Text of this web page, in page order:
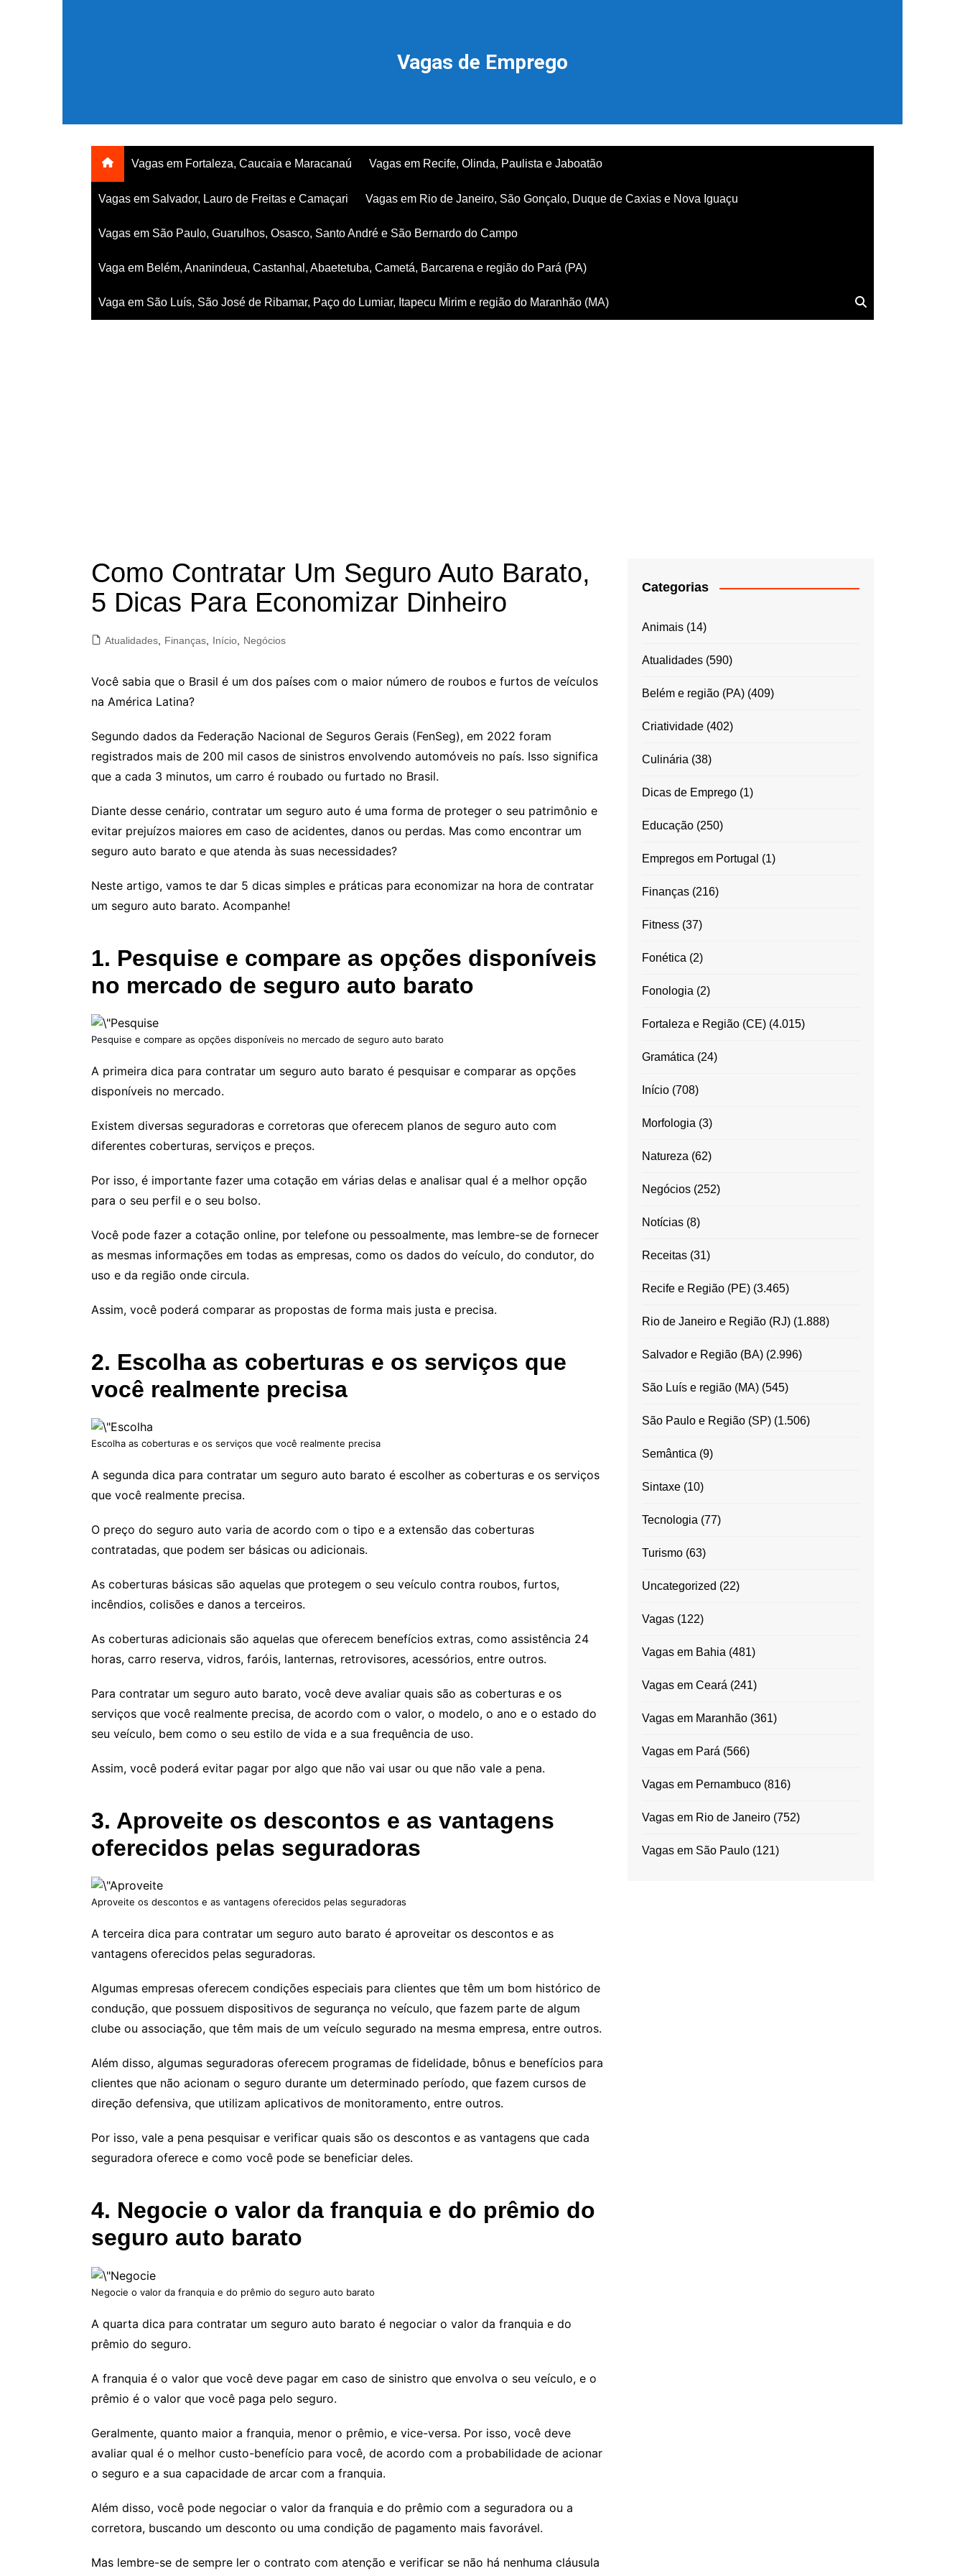
Vagas de Emprego
Vagas em Fortaleza, Caucaia e Maracanaú Vagas em Recife, Olinda, Paulista e Jaboatão
Vagas em Salvador, Lauro de Freitas e Camaçari Vagas em Rio de Janeiro, São Gonçalo, Duque de Caxias e Nova Iguaçu
Vagas em São Paulo, Guarulhos, Osasco, Santo André e São Bernardo do Campo
Vaga em Belém, Ananindeua, Castanhal, Abaetetuba, Cametá, Barcarena e região do Pará (PA)
Vaga em São Luís, São José de Ribamar, Paço do Lumiar, Itapecu Mirim e região do Maranhão (MA)
Como Contratar Um Seguro Auto Barato,
5 Dicas Para Economizar Dinheiro
Atualidades Finanças Início Negócios
Você sabia que o Brasil é um dos países com o maior número de roubos e furtos de veículos
na América Latina?
Segundo dados da Federação Nacional de Seguros Gerais (FenSeg), em 2022 foram
registrados mais de 200 mil casos de sinistros envolvendo automóveis no país. Isso significa
que a cada 3 minutos, um carro é roubado ou furtado no Brasil.
Diante desse cenário, contratar um seguro auto é uma forma de proteger o seu patrimônio e
evitar prejuízos maiores em caso de acidentes, danos ou perdas. Mas como encontrar um
seguro auto barato e que atenda às suas necessidades?
Neste artigo, vamos te dar 5 dicas simples e práticas para economizar na hora de contratar
um seguro auto barato. Acompanhe!
1. Pesquise e compare as opções disponíveis
no mercado de seguro auto barato
Pesquise e compare as opções disponíveis no mercado de seguro auto barato
A primeira dica para contratar um seguro auto barato é pesquisar e comparar as opções
disponíveis no mercado.
Existem diversas seguradoras e corretoras que oferecem planos de seguro auto com
diferentes coberturas, serviços e preços.
Por isso, é importante fazer uma cotação em várias delas e analisar qual é a melhor opção
para o seu perfil e o seu bolso.
Você pode fazer a cotação online, por telefone ou pessoalmente, mas lembre-se de fornecer
as mesmas informações em todas as empresas, como os dados do veículo, do condutor, do
uso e da região onde circula.
Assim, você poderá comparar as propostas de forma mais justa e precisa.
2. Escolha as coberturas e os serviços que
você realmente precisa
Escolha as coberturas e os serviços que você realmente precisa
A segunda dica para contratar um seguro auto barato é escolher as coberturas e os serviços
que você realmente precisa.
O preço do seguro auto varia de acordo com o tipo e a extensão das coberturas
contratadas, que podem ser básicas ou adicionais.
As coberturas básicas são aquelas que protegem o seu veículo contra roubos, furtos,
incêndios, colisões e danos a terceiros.
As coberturas adicionais são aquelas que oferecem benefícios extras, como assistência 24
horas, carro reserva, vidros, faróis, lanternas, retrovisores, acessórios, entre outros.
Para contratar um seguro auto barato, você deve avaliar quais são as coberturas e os
serviços que você realmente precisa, de acordo com o valor, o modelo, o ano e o estado do
seu veículo, bem como o seu estilo de vida e a sua frequência de uso.
Assim, você poderá evitar pagar por algo que não vai usar ou que não vale a pena.
3. Aproveite os descontos e as vantagens
oferecidos pelas seguradoras
Aproveite os descontos e as vantagens oferecidos pelas seguradoras
A terceira dica para contratar um seguro auto barato é aproveitar os descontos e as
vantagens oferecidos pelas seguradoras.
Algumas empresas oferecem condições especiais para clientes que têm um bom histórico de
condução, que possuem dispositivos de segurança no veículo, que fazem parte de algum
clube ou associação, que têm mais de um veículo segurado na mesma empresa, entre outros.
Além disso, algumas seguradoras oferecem programas de fidelidade, bônus e benefícios para
clientes que não acionam o seguro durante um determinado período, que fazem cursos de
direção defensiva, que utilizam aplicativos de monitoramento, entre outros.
Por isso, vale a pena pesquisar e verificar quais são os descontos e as vantagens que cada
seguradora oferece e como você pode se beneficiar deles.
4. Negocie o valor da franquia e do prêmio do
seguro auto barato
Negocie o valor da franquia e do prêmio do seguro auto barato
A quarta dica para contratar um seguro auto barato é negociar o valor da franquia e do
prêmio do seguro.
A franquia é o valor que você deve pagar em caso de sinistro que envolva o seu veículo, e o
prêmio é o valor que você paga pelo seguro.
Geralmente, quanto maior a franquia, menor o prêmio, e vice-versa. Por isso, você deve
avaliar qual é o melhor custo-benefício para você, de acordo com a probabilidade de acionar
o seguro e a sua capacidade de arcar com a franquia.
Além disso, você pode negociar o valor da franquia e do prêmio com a seguradora ou a
corretora, buscando um desconto ou uma condição de pagamento mais favorável.
Mas lembre-se de sempre ler o contrato com atenção e verificar se não há nenhuma cláusula
Categorias
Animais(14)
Atualidades(590)
Belém e região (PA)(409)
Criatividade(402)
Culinária (38)
Dicas de Emprego(1)
Educação(250)
Empregos em Portugal (1)
Finanças(216)
Fitness(37)
Fonética (2)
Fonologia (2)
Fortaleza e Região (CE)(4.015)
Gramática (24)
Início(708)
Morfologia (3)
Natureza (62)
Negócios(252)
Notícias(8)
Receitas(31)
Recife e Região (PE)(3.465)
Rio de Janeiro e Região (RJ)(1.888)
Salvador e Região (BA)(2.996)
São Luís e região (MA)(545)
São Paulo e Região (SP)(1.506)
Semântica (9)
Sintaxe(10)
Tecnologia (77)
Turismo(63)
Uncategorized (22)
Vagas(122)
Vagas em Bahia (481)
Vagas em Ceará (241)
Vagas em Maranhão(361)
Vagas em Pará (566)
Vagas em Pernambuco(816)
Vagas em Rio de Janeiro(752)
Vagas em São Paulo(121)